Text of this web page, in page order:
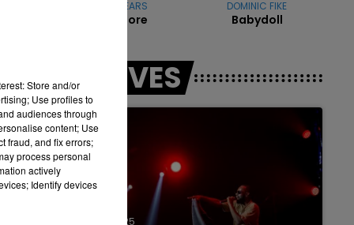
LA TEAM DE L'ÉTÉ
BRITNEY SPEARS
Gimme More
DOMINIC FIKE
Babydoll
LES LIVES
31 janvier 2025
Store and/or
Use profiles to
audiences through
content; Use
fraud, and fix errors;
process personal
actively
Identify devices